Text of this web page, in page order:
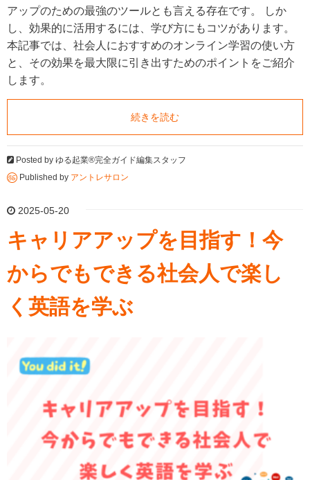
アップのための最強のツールとも言える存在です。 しか
し、効果的に活用するには、学び方にもコツがあります。
本記事では、社会人におすすめのオンライン学習の使い方
と、その効果を最大限に引き出すためのポイントをご紹介
します。
続きを読む
Posted by ゆる起業®完全ガイド編集スタッフ
Published by アントレサロン
2025-05-20
キャリアアップを目指す！今
からでもできる社会人で楽し
く英語を学ぶ